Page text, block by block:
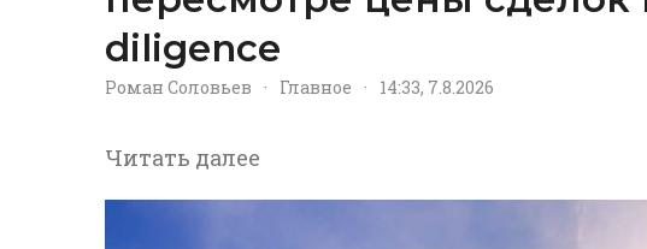
diligence
Роман Соловьев · Главное · 14:33, 7.8.2026
Читать далее